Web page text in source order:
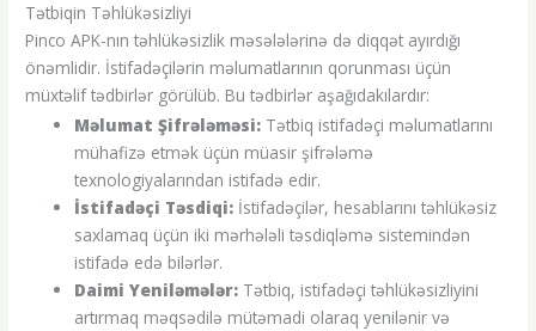
Tətbiqin Təhlükəsizliyi
Pinco APK-nın təhlükəsizlik məsələlərinə də diqqət ayırdığı
önəmlidir. İstifadəçilərin məlumatlarının qorunması üçün
müxtəlif tədbirlər görülüb. Bu tədbirlər aşağıdakılardır:
Məlumat Şifrələməsi: Tətbiq istifadəçi məlumatlarını
mühafizə etmək üçün müasir şifrələmə
texnologiyalarından istifadə edir.
İstifadəçi Təsdiqi: İstifadəçilər, hesablarını təhlükəsiz
saxlamaq üçün iki mərhələli təsdiqləmə sistemindən
istifadə edə bilərlər.
Daimi Yeniləmələr: Tətbiq, istifadəçi təhlükəsizliyini
artırmaq məqsədilə mütəmadi olaraq yenilənir və